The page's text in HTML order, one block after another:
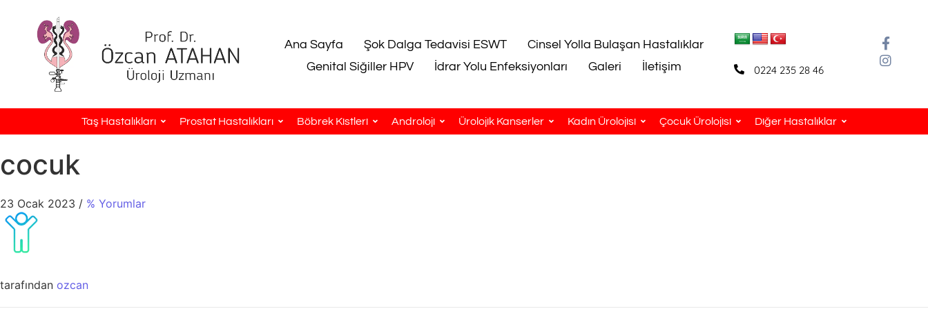
Ana Sayfa Şok Dalga Tedavisi ESWT
Cinsel Yolla Bulaşan Hastalıklar
Genital Siğiller HPV
İdrar Yolu Enfeksiyonları Galeri İletişim 0224 235 28 46
Taş Hastalıkları Prostat Hastalıkları Böbrek Kistleri Androloji Ürolojik Kanserler Kadın Ürolojisi Çocuk Ürolojisi Diğer Hastalıklar
cocuk
23 Ocak 2023 / % Yorumlar
tarafından ozcan